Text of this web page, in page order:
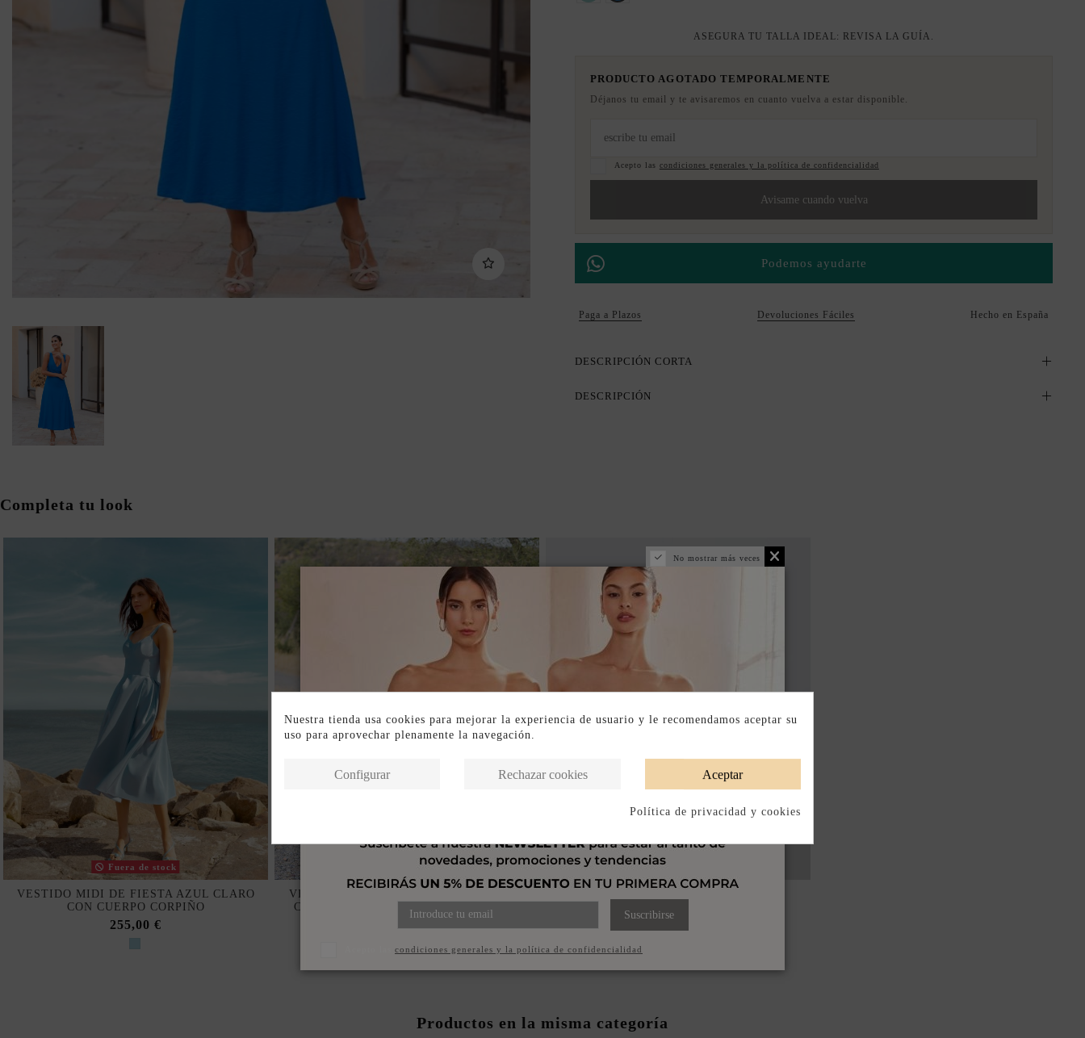
ASEGURA TU TALLA IDEAL: REVISA LA GUÍA.
PRODUCTO AGOTADO TEMPORALMENTE
Déjanos tu email y te avisaremos en cuanto vuelva a estar disponible.
Acepto las condiciones generales y la política de confidencialidad
Avisame cuando vuelva
Podemos ayudarte
Paga a Plazos Devoluciones Fáciles Hecho en España
DESCRIPCIÓN CORTA
DESCRIPCIÓN
Completa tu look
Fuera de stock
VESTIDO MIDI DE FIESTA AZUL CLARO
CON CUERPO CORPIÑO
255,00 €
Fuera de stock
VESTIDO DE FIESTA MIDI CON MANGA
CORTA ABULLONADA Y LAZADA A LA
CINTURA
Productos en la misma categoría
No mostrar más veces
Suscribirse
condiciones generales y la política de confidencialidad
Nuestra tienda usa cookies para mejorar la experiencia de usuario y le recomendamos aceptar su
uso para aprovechar plenamente la navegación.
Aceptar
Rechazar cookies
Configurar
Política de privacidad y cookies